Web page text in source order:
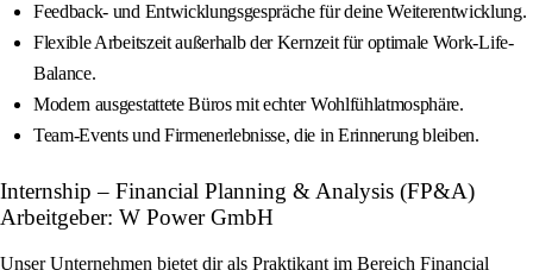
Feedback- und Entwicklungsgespräche für deine Weiterentwicklung.
Flexible Arbeitszeit außerhalb der Kernzeit für optimale Work-Life-
Balance.
Modern ausgestattete Büros mit echter Wohlfühlatmosphäre.
Team-Events und Firmenerlebnisse, die in Erinnerung bleiben.
Internship – Financial Planning & Analysis (FP&A)
Arbeitgeber: W Power GmbH
Unser Unternehmen bietet dir als Praktikant im Bereich Financial